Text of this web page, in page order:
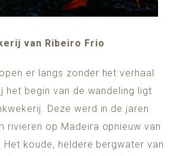
van Ribeiro Frio
er langs zonder het verhaal
het begin van de wandeling ligt
Deze werd in de jaren
rivieren op Madeira opnieuw van
koude, heldere bergwater van